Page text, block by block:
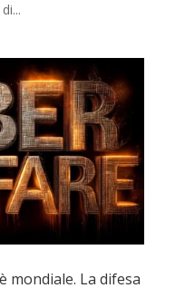
mondiale. La difesa